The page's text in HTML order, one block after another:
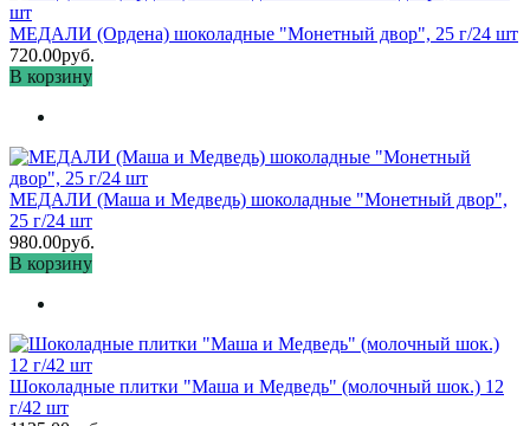
МЕДАЛИ (Ордена) шоколадные "Монетный двор", 25 г/24 шт
720.00руб.
В корзину
МЕДАЛИ (Маша и Медведь) шоколадные "Монетный двор",
25 г/24 шт
980.00руб.
В корзину
Шоколадные плитки "Маша и Медведь" (молочный шок.) 12
г/42 шт